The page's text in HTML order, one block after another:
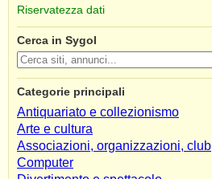
Riservatezza dati
Cerca in Sygol
Categorie principali
Antiquariato e collezionismo
Arte e cultura
Associazioni, organizzazioni, club
Computer